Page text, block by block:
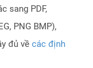
sang PDF,
PNG BMP),
đủ về các định